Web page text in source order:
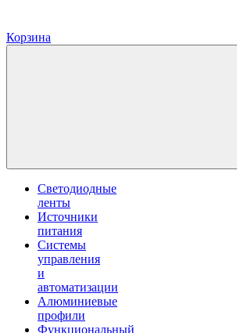
Корзина
Светодиодные
ленты
Источники
питания
Системы
управления
и
автоматизации
Алюминиевые
профили
Функциональный